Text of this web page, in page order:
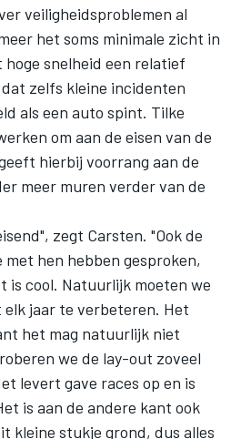
veiligheidsproblemen al
het soms minimale zicht in
hoge snelheid een relatief
zelfs kleine incidenten
als een auto spint. Tilke
om aan de eisen van de
hierbij voorrang aan de
meer muren verder van de
zegt Carsten. "Ook de
hen hebben gesproken,
is cool. Natuurlijk moeten we
jaar te verbeteren. Het
het mag natuurlijk niet
we de lay-out zoveel
levert gave races op en is
is aan de andere kant ook
kleine stukje grond, dus alles